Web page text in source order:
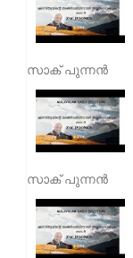
സാക് പുന്നൻ
സാക് പുന്നൻ